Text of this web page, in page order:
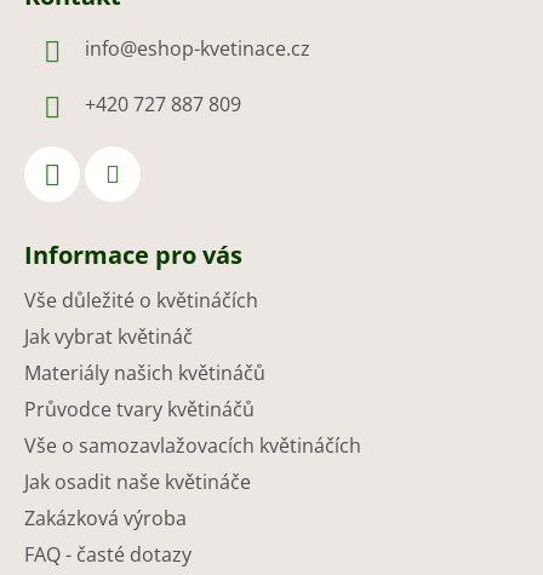
info@eshop-kvetinace.cz
+420 727 887 809
Informace pro vás
Vše důležité o květináčích
Jak vybrat květináč
Materiály našich květináčů
Průvodce tvary květináčů
Vše o samozavlažovacích květináčích
Jak osadit naše květináče
Zakázková výroba
FAQ - časté dotazy